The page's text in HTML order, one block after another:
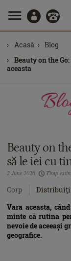
Acasă
Blog
Beauty on the
aceasta
Beauty on
să le iei cu
2 June 2026 Timp
Corp
Distribuiţi
Vara aceasta,
minte că rutina
nevoie de aceeași
geografice.